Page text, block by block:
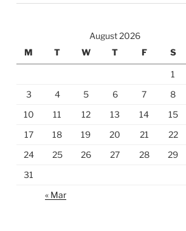
August 2026
M
T W T F S
1
3
4 5 6 7 8
10
11 12 13 14 15
17
18 19 20 21 22
24
25 26 27 28 29
31
« Mar